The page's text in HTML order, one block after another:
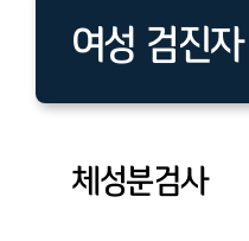
여성 검진자
남성 검진자
체성분검사